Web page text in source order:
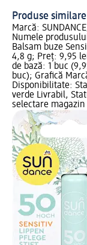
Produse similare
Marcă:
Numele
Balsam buze
4,8 g; Preț: 9,95
de bază: 1 buc
buc); Grafică
Disponibilitate:
verde Livrabil,
selectare magazin